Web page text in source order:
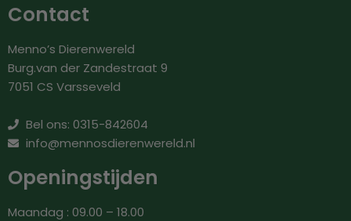
Contact
Menno’s Dierenwereld
Burg.van der Zandestraat 9
7051 CS Varsseveld
Bel ons: 0315-842604
info@mennosdierenwereld.nl
Openingstijden
Maandag : 09.00 – 18.00